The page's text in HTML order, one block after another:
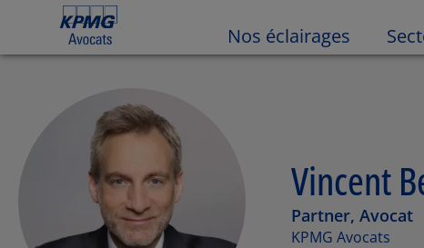
Nos éclairages
Vincent
Partner, Avocat
KPMG Avocats